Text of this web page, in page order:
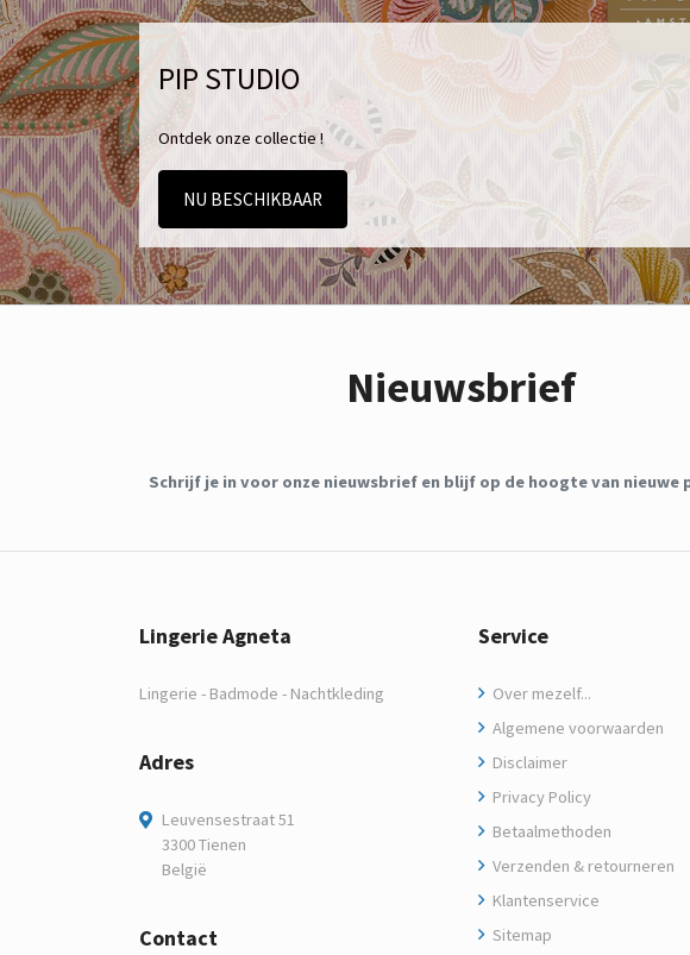
PIP STUDIO
Ontdek onze collectie !
NU BESCHIKBAAR
Nieuwsbrief
Schrijf je in voor onze nieuwsbrief en blijf op de hoogte van nieuwe
Lingerie Agneta
Lingerie - Badmode - Nachtkleding
Adres
Leuvensestraat 51
3300 Tienen
België
Contact
Service
Over mezelf...
Algemene voorwaarden
Disclaimer
Privacy Policy
Betaalmethoden
Verzenden & retourneren
Klantenservice
Sitemap